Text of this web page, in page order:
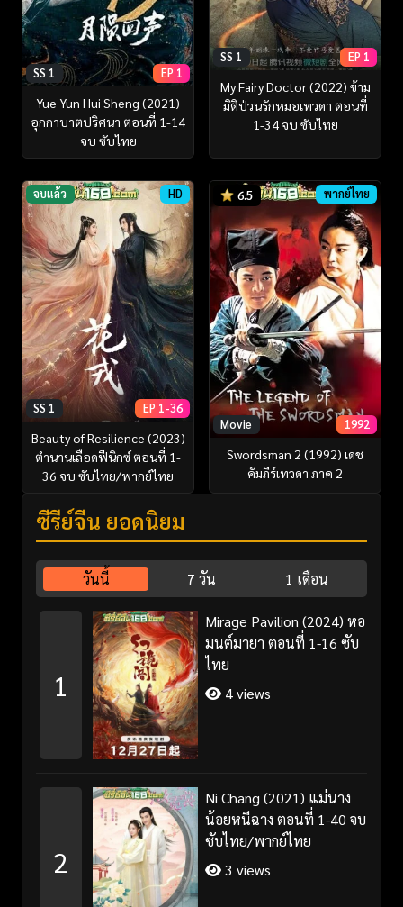
SS 1 EP 1
Yue Yun Hui Sheng (2021)
อุกกาบาตปริศนา ตอนที่ 1-14
จบ ซับไทย
SS 1 EP 1
My Fairy Doctor (2022) ข้าม
มิติป่วนรักหมอเทวดา ตอนที่
1-34 จบ ซับไทย
จบแล้ว HD
SS 1 EP 1-36
Beauty of Resilience (2023)
ตำนานเลือดฟีนิกซ์ ตอนที่ 1-
36 จบ ซับไทย/พากย์ไทย
6.5 พากย์ไทย
Movie 1992
Swordsman 2 (1992) เดช
คัมภีร์เทวดา ภาค 2
ซีรี่ย์จีน ยอดนิยม
วันนี้ 7 วัน 1 เดือน
1
Mirage Pavilion (2024) หอ
มนต์มายา ตอนที่ 1-16 ซับ
ไทย
4 views
2
Ni Chang (2021) แม่นาง
น้อยหนีฉาง ตอนที่ 1-40 จบ
ซับไทย/พากย์ไทย
3 views